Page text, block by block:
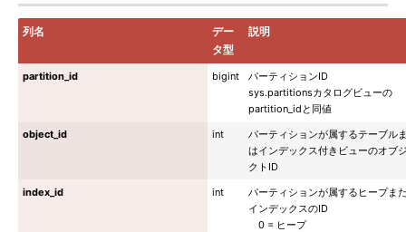
列名
デー
タ型
説明
partition_id bigint
パーティションID
sys.partitionsカタログビューの
partition_idと同値
object_id
int
パーティションが属するテーブル
はインデックス付きビューのオブ
クトID
index_id
int
パーティションが属するヒープま
インデックスのID
0 = ヒープ